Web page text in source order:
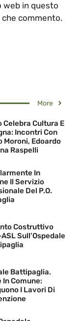
web in questo
commento.
More
Celebra Cultura E
Incontri Con
Moroni, Edoardo
Raspelli
In
Il Servizio
Del P.O.
Costruttivo
Sull’Ospedale
Battipaglia.
In Comune:
I Lavori Di